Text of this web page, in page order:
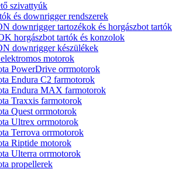
szivattyúk
és downrigger rendszerek
downrigger tartozékok és horgászbot tartók
horgászbot tartók és konzolok
downrigger készülékek
motorok
PowerDrive orrmotorok
Endura C2 farmotorok
Endura MAX farmotorok
Traxxis farmotorok
Quest orrmotorok
Ultrex orrmotorok
Terrova orrmotorok
Riptide motorok
Ulterra orrmotorok
propellerek